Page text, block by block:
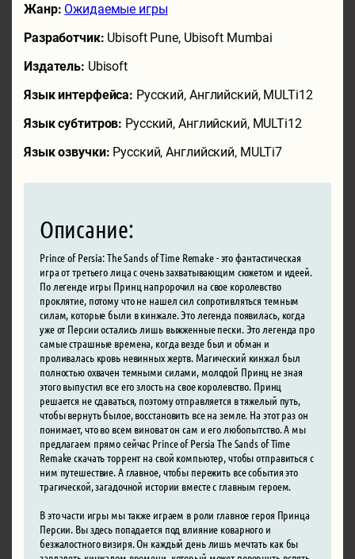
Жанр: Ожидаемые игры
Разработчик: Ubisoft Pune, Ubisoft Mumbai
Издатель: Ubisoft
Язык интерфейса: Русский, Английский, MULTi12
Язык субтитров: Русский, Английский, MULTi12
Язык озвучки: Русский, Английский, MULTi7
Описание:
Prince of Persia: The Sands of Time Remake - это фантастическая
игра от третьего лица с очень захватывающим сюжетом и идеей.
По легенде игры Принц напророчил на свое королевство
проклятие, потому что не нашел сил сопротивляться темным
силам, которые были в кинжале. Это легенда появилась, когда
уже от Персии остались лишь выжженные пески. Это легенда про
самые страшные времена, когда везде был и обман и
проливалась кровь невинных жертв. Магический кинжал был
полностью охвачен темными силами, молодой Принц не зная
этого выпустил все его злость на свое королевство. Принц
решается не сдаваться, поэтому отправляется в тяжелый путь,
чтобы вернуть былое, восстановить все на земле. На этот раз он
понимает, что во всем виноват он сам и его любопытство. А мы
предлагаем прямо сейчас Prince of Persia The Sands of Time
Remake скачать торрент на свой компьютер, чтобы отправиться с
ним путешествие. А главное, чтобы пережить все события это
трагической, загадочной истории вместе с главным героем.
В это части игры мы также играем в роли главное героя Принца
Персии. Вы здесь попадается под влияние коварного и
безжалостного визиря. Он каждый день лишь мечтать как бы